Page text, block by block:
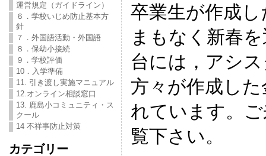
運営規定（ガイドライン）
６．学校いじめ防止基本方
針
７．外国語活動・外国語
８．保幼小接続
９．学校評価
10．入学準備
11. 引き渡し実施マニュアル
12.オンライン相談窓口
13. 鹿島小コミュニティ・ス
クール
14 不祥事防止対策
カテゴリー
卒業生が作成
まもなく新春
台には，アシ
方々が作成し
れています。
覧下さい。